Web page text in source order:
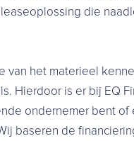
die
van het materieel
Hierdoor is er bij EQ
ondernemer bent of
baseren de